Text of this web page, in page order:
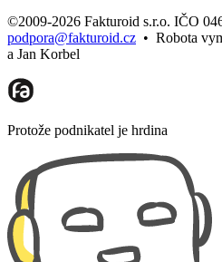
©2009-2026 Fakturoid s.r.o. IČO
podpora@fakturoid.cz • Robota
a Jan Korbel
Protože podnikatel je hrdina